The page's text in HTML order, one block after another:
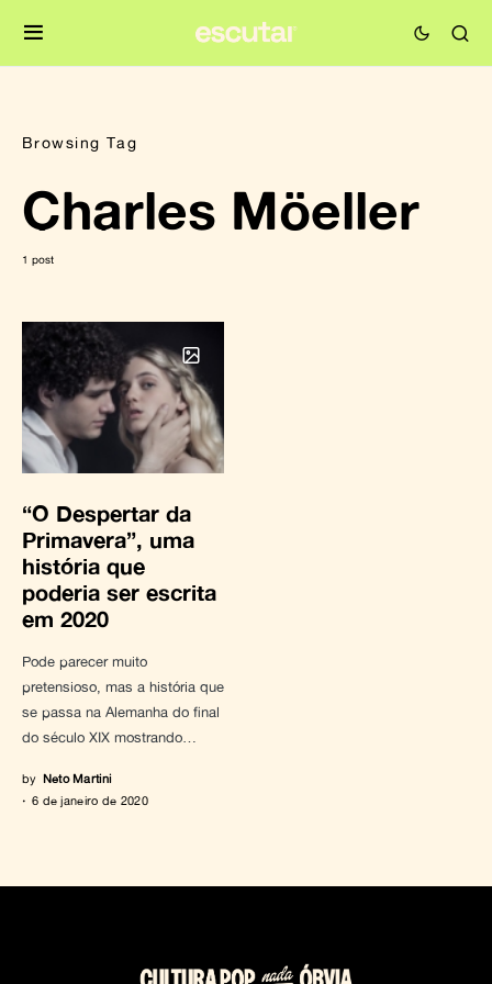
Browsing Tag
Charles Möeller
1 post
“O Despertar da
Primavera”, uma
história que
poderia ser escrita
em 2020
Pode parecer muito
pretensioso, mas a história que
se passa na Alemanha do final
do século XIX mostrando…
by Neto Martini
6 de janeiro de 2020